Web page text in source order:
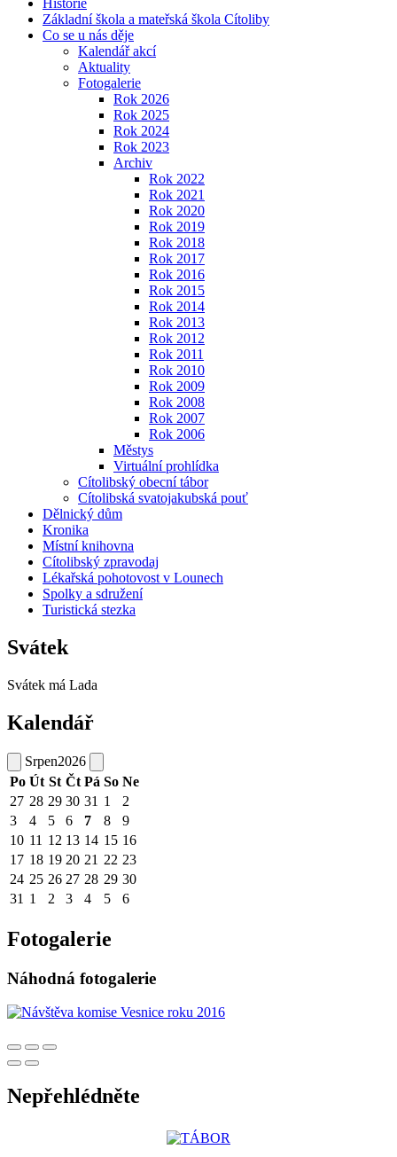
Historie
Základní škola a mateřská škola Cítoliby
Co se u nás děje
Kalendář akcí
Aktuality
Fotogalerie
Rok 2026
Rok 2025
Rok 2024
Rok 2023
Archiv
Rok 2022
Rok 2021
Rok 2020
Rok 2019
Rok 2018
Rok 2017
Rok 2016
Rok 2015
Rok 2014
Rok 2013
Rok 2012
Rok 2011
Rok 2010
Rok 2009
Rok 2008
Rok 2007
Rok 2006
Městys
Virtuální prohlídka
Cítolibský obecní tábor
Cítolibská svatojakubská pouť
Dělnický dům
Kronika
Místní knihovna
Cítolibský zpravodaj
Lékařská pohotovost v Lounech
Spolky a sdružení
Turistická stezka
Svátek
Svátek má Lada
Kalendář
Srpen2026
Po Út St Čt Pá So Ne
27 28 29 30 31 1
2
3
4 5 6 7 8
9
10 11 12 13 14 15 16
17 18 19 20 21 22 23
24 25 26 27 28 29 30
31 1 2 3 4 5 6
Fotogalerie
Náhodná fotogalerie
Nepřehlédněte